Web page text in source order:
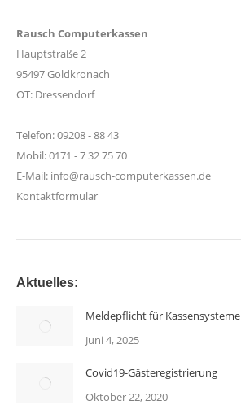
Rausch Computerkassen
Hauptstraße 2
95497 Goldkronach
OT: Dressendorf
Telefon: 09208 - 88 43
Mobil: 0171 - 7 32 75 70
E-Mail: info@rausch-computerkassen.de
Kontaktformular
Aktuelles:
Meldepflicht für Kassensysteme
Juni 4, 2025
Covid19-Gästeregistrierung
Oktober 22, 2020